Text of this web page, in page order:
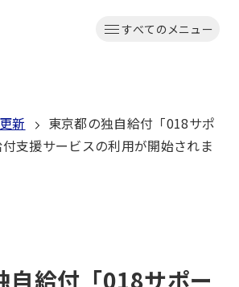
すべてのメニュー
新
東京都の独自給付「018サポ
支援サービスの利用が開始されま
自給付「018サポー